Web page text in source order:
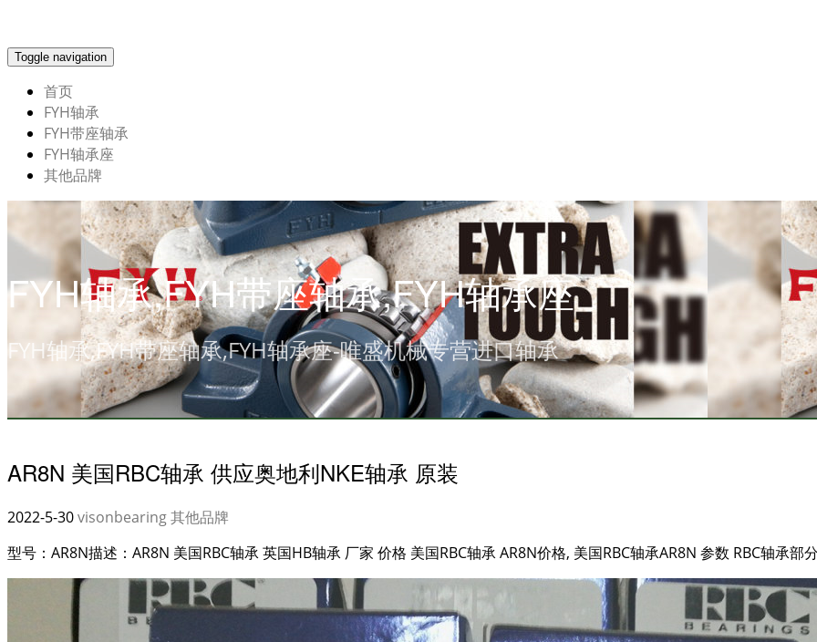
Toggle navigation
首页
FYH轴承
FYH带座轴承
FYH轴承座
其他品牌
FYH轴承,FYH带座轴承,FYH轴承座
FYH轴承,FYH带座轴承,FYH轴承座-唯盛机械专营进口轴承
AR8N 美国RBC轴承 供应奥地利NKE轴承 原装
2022-5-30visonbearing其他品牌
型号：AR8N描述：AR8N 美国RBC轴承 英国HB轴承 厂家 价格 美国RBC轴承 AR8N价格, 美国RBC轴承AR8N 参数 RBC轴承部